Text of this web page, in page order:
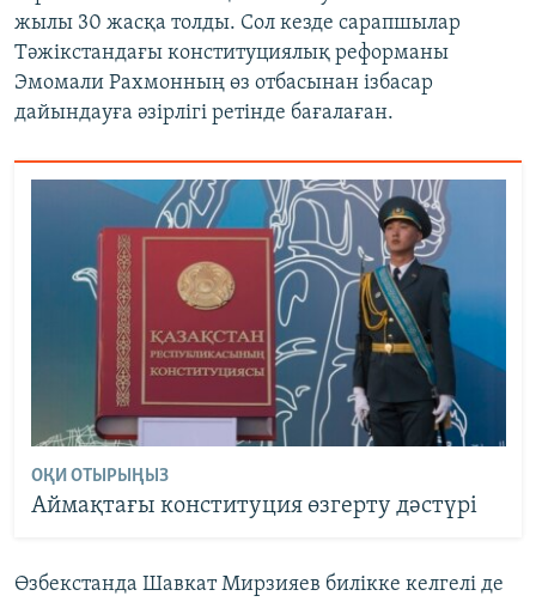
жылы 30 жасқа толды. Сол кезде сарапшылар
Тәжікстандағы конституциялық реформаны
Эмомали Рахмонның өз отбасынан ізбасар
дайындауға әзірлігі ретінде бағалаған.
ОҚИ ОТЫРЫҢЫЗ
Аймақтағы конституция өзгерту дәстүрі
Өзбекстанда Шавкат Мирзияев билікке келгелі де